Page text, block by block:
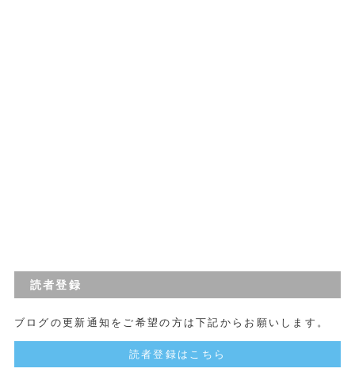
読者登録
ブログの更新通知をご希望の方は下記からお願いします。
読者登録はこちら